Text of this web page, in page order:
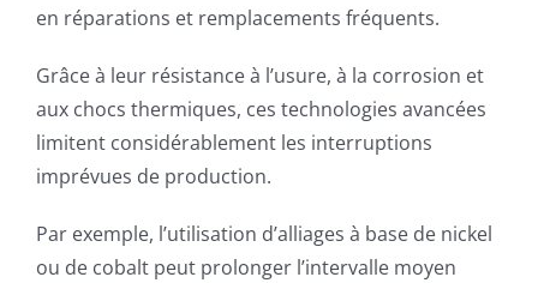
en réparations et remplacements fréquents.
Grâce à leur résistance à l’usure, à la corrosion et
aux chocs thermiques, ces technologies avancées
limitent considérablement les interruptions
imprévues de production.
Par exemple, l’utilisation d’alliages à base de nickel
ou de cobalt peut prolonger l’intervalle moyen